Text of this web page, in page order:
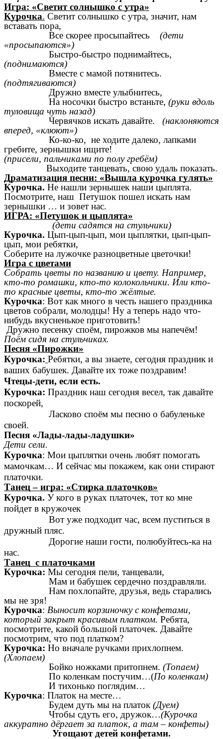
Игра: «Светит солнышко с утра»
Курочка. Светит солнышко с утра, значит, нам
вставать пора,
Все скорее просыпайтесь (дети
«просыпаются»)
Быстро-быстро поднимайтесь,
(поднимаются)
Вместе с мамой потянитесь.
(подтягиваются)
Дружно вместе улыбнитесь,
На носочки быстро встаньте, (руки вдоль
туловища чуть назад)
Червячков искать давайте. (наклоняются
вперед, «клюют»)
Ко-ко-ко, не ходите далеко, лапками
гребите, зернышки ищите!
(присели, пальчиками по полу гребём)
Выходите танцевать, свою удаль показать.
Драматизация песни: «Вышла курочка гулять»
Курочка. Не нашли зернышек наши цыплята.
Посмотрите, наш Петушок пошел искать нам
зернышки … и зовет нас.
ИГРА: «Петушок и цыплята»
(дети садятся на стульчики)
Курочка. Цып-цып-цып, мои цыплятки, цып-цып-
цып, мои ребятки,
Соберите на лужочке разноцветные цветочки!
Игра с цветами
Собрать цветы по названию и цвету. Например,
кто-то ромашки, кто-то колокольчики. Или кто-
то красные цветы, кто-то жёлтые.
Курочка: Вот как много в честь нашего праздника
цветов собрали, молодцы! Ну а теперь надо что-
нибудь вкусненькое приготовить!
Дружно песенку споём, пирожков мы напечём!
Поём сидя на стульчиках.
Песня «Пирожки»
Курочка: Ребятки, а вы знаете, сегодня праздник и
ваших бабушек. Давайте их тоже поздравим!
Чтецы-дети, если есть.
Курочка: Праздник наш сегодня весел, так давайте
поскорей,
Ласково споём мы песню о бабуленьке
своей.
Песня «Лады-лады-ладушки»
Дети сели.
Курочка: Мои цыплятки очень любят помогать
мамочкам… И сейчас мы покажем, как они стирают
платочки.
Танец – игра: «Стирка платочков»
Курочка. У кого в руках платочек, тот ко мне
пойдет в кружочек
Вот уже подходит час, всем пуститься в
дружный пляс.
Дорогие наши гости, полюбуйтесь-ка на
нас.
Танец с платочками
Курочка: Мы сегодня пели, танцевали,
Мам и бабушек сердечно поздравляли.
Нам похлопайте, друзья, ведь старались
мы не зря!
Курочка: Выносит корзиночку с конфетами,
который закрыт красивым платком. Ребята,
посмотрите, какой большой платочек. Давайте
посмотрим, что под платком?
Курочка: Но вначале ручками прихлопнем.
(Хлопаем)
Бойко ножками притопнем. (Топаем)
По коленкам постучим…(По коленкам)
И тихонько поглядим…
Курочка: Платок на месте…
Будем дуть мы на платок (Дуем)
Чтобы сдуть его, дружок…(Курочка
аккуратно дёргает за платок, а там – конфеты)
Угощают детей конфетами.